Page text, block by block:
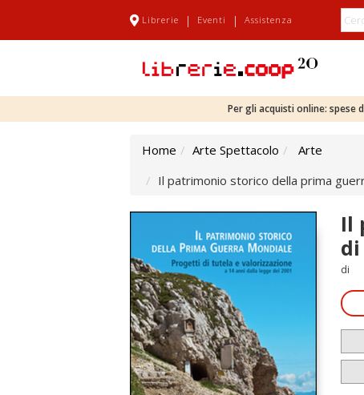
Librerie | Eventi | Assistenza
Per gli acquisti online: spese
Home Arte Spettacolo
Arte
Il patrimonio storico della prima
Il
di